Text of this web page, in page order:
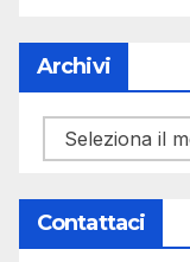
Archivi
Archivi
Contattaci